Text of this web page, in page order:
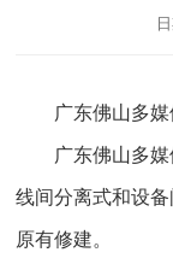
广东佛山多媒
广东佛山多媒
线间分离式和设
原有修建。